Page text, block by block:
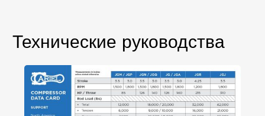
Технические руководства